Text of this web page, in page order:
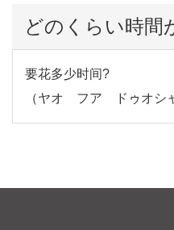
どのくらい時間
要花多少时间?
（ヤオ フア ドゥオシ